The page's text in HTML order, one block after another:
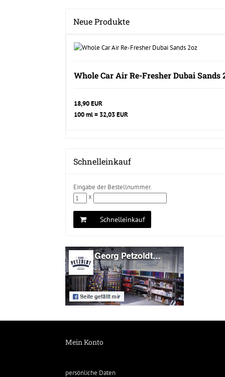
Neue Produkte
Whole Car Air Re-Fresher Dubai Sands
18,90 EUR
100 ml = 32,03 EUR
Schnelleinkauf
Eingabe der Bestellnummer.
x
Schnelleinkauf
Mein Konto
persönliche Daten